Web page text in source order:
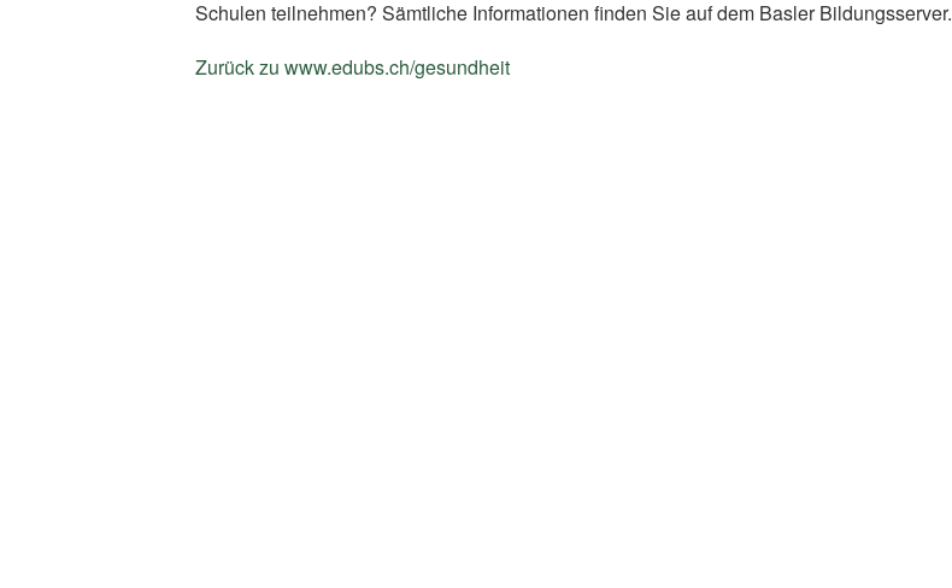
Schulen teilnehmen? Sämtliche Informationen finden Sie auf dem Basler Bildungsserver.
Zurück zu www.edubs.ch/gesundheit